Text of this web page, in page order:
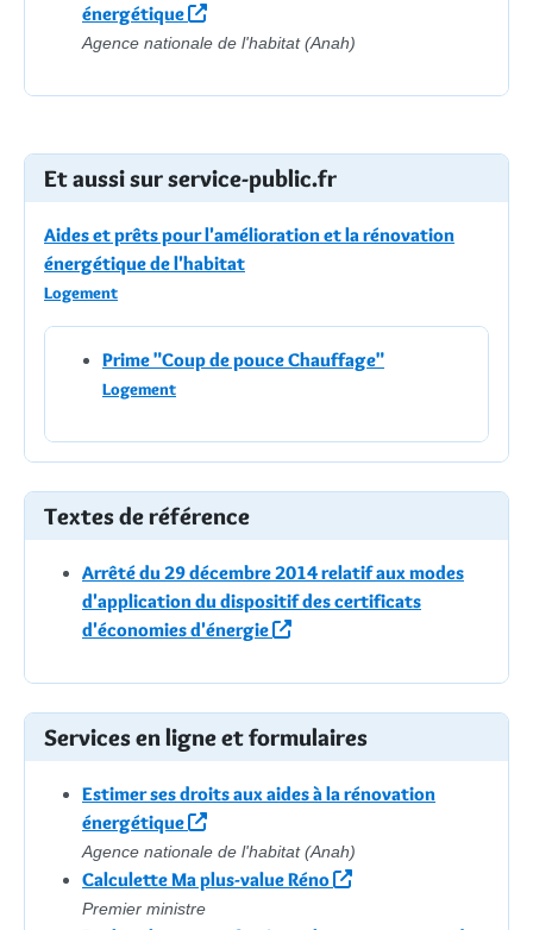
énergétique
Agence nationale de l'habitat (Anah)
Et aussi sur service-public.fr
Aides et prêts pour l'amélioration et la rénovation
énergétique de l'habitat
Logement
Prime "Coup de pouce Chauffage"
Logement
Textes de référence
Arrêté du 29 décembre 2014 relatif aux modes
d'application du dispositif des certificats
d'économies d'énergie
Services en ligne et formulaires
Estimer ses droits aux aides à la rénovation
énergétique
Agence nationale de l'habitat (Anah)
Calculette Ma plus-value Réno
Premier ministre